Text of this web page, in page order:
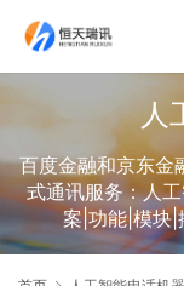
人
百度金融和京东金
式通讯服务：人
案|功能|模块|